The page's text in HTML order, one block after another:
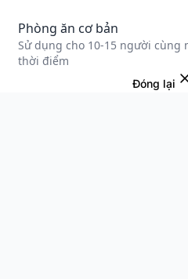
Đóng lại